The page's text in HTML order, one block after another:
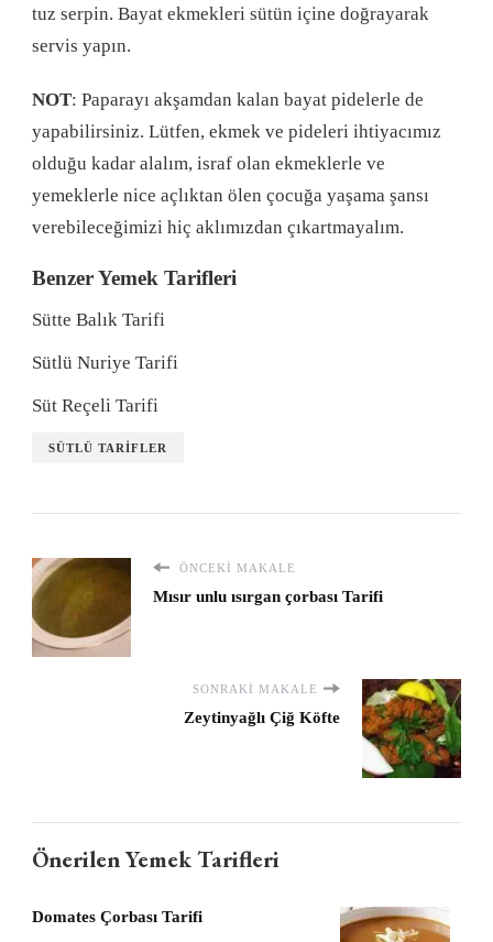
tuz serpin. Bayat ekmekleri sütün içine doğrayarak
servis yapın.
NOT: Paparayı akşamdan kalan bayat pidelerle de
yapabilirsiniz. Lütfen, ekmek ve pideleri ihtiyacımız
olduğu kadar alalım, israf olan ekmeklerle ve
yemeklerle nice açlıktan ölen çocuğa yaşama şansı
verebileceğimizi hiç aklımızdan çıkartmayalım.
Benzer Yemek Tarifleri
Sütte Balık Tarifi
Sütlü Nuriye Tarifi
Süt Reçeli Tarifi
SÜTLÜ TARIFLER
ÖNCEKI MAKALE
Mısır unlu ısırgan çorbası Tarifi
SONRAKI MAKALE
Zeytinyağlı Çiğ Köfte
Önerilen Yemek Tarifleri
Domates Çorbası Tarifi